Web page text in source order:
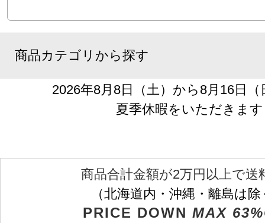
商品カテゴリから探す
2026年8月8日（土）から8月16日
夏季休暇をいただきます
商品合計金額が2万円以上で送
（北海道内・沖縄・離島は
PRICE DOWN MAX